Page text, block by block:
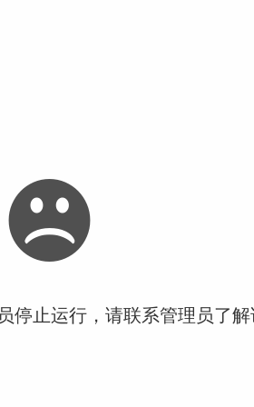
停止运行，请联系管理员了